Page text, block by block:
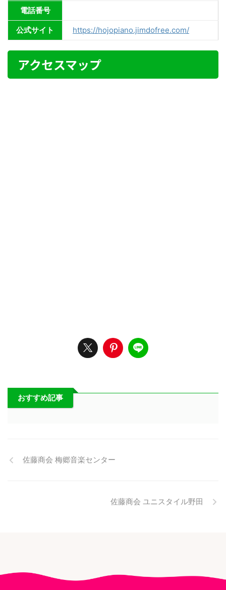
電話番号
公式サイト https://hojopiano.jimdofree.com/
アクセスマップ
おすすめ記事
佐藤商会 梅郷音楽センター
佐藤商会 ユニスタイル野田